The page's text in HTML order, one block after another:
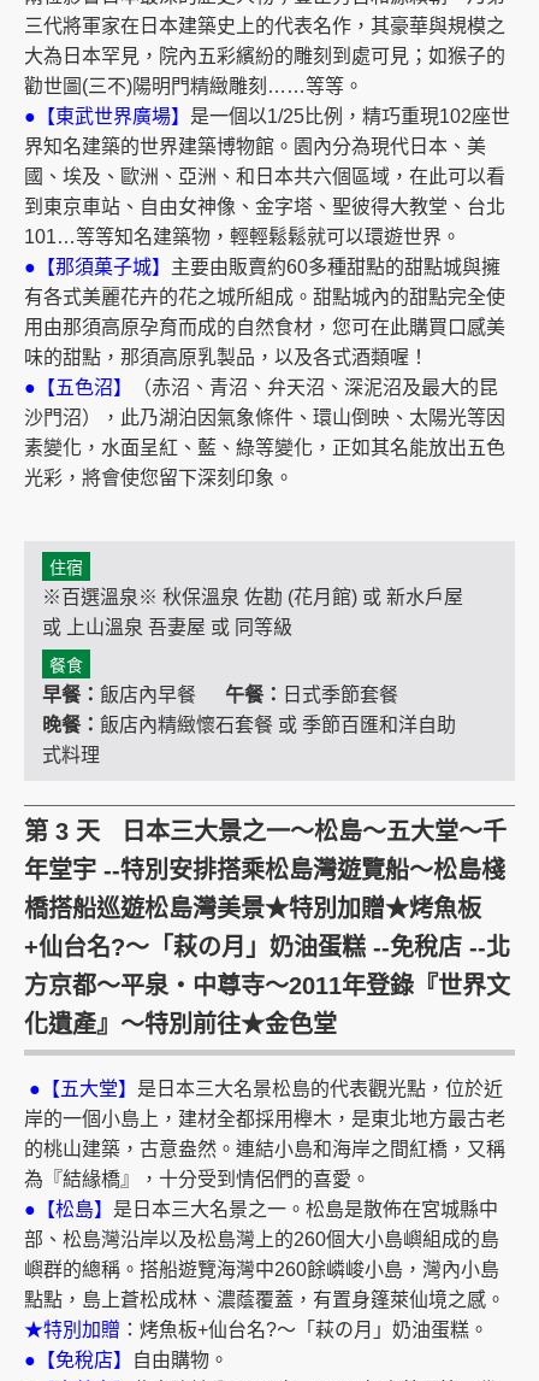
三代將軍家在日本建築史上的代表名作，其豪華與規模之
大為日本罕見，院內五彩繽紛的雕刻到處可見；如猴子的
勸世圖(三不)陽明門精緻雕刻……等等。
●【東武世界廣場】 是一個以1/25比例，精巧重現102座世
界知名建築的世界建築博物館。園內分為現代日本、美
國、埃及、歐洲、亞洲、和日本共六個區域，在此可以看
到東京車站、自由女神像、金字塔、聖彼得大教堂、台北
101…等等知名建築物，輕輕鬆鬆就可以環遊世界。
●【那須菓子城】 主要由販賣約60多種甜點的甜點城與擁
有各式美麗花卉的花之城所組成。甜點城內的甜點完全使
用由那須高原孕育而成的自然食材，您可在此購買口感美
味的甜點，那須高原乳製品，以及各式酒類喔！
●【五色沼】
（赤沼、青沼、弁天沼、深泥沼及最大的昆
沙門沼），此乃湖泊因氣象條件、環山倒映、太陽光等因
素變化，水面呈紅、藍、綠等變化，正如其名能放出五色
光彩，將會使您留下深刻印象。
住宿
※百選溫泉※ 秋保溫泉 佐勘 (花月館) 或 新水戶屋
或 上山溫泉 吾妻屋 或 同等級
餐食
早餐： 飯店內早餐 午餐： 日式季節套餐
晚餐： 飯店內精緻懷石套餐 或 季節百匯和洋自助
式料理
第 3 天 日本三大景之一～松島～五大堂～千
年堂宇 --特別安排搭乘松島灣遊覽船～松島棧
橋搭船巡遊松島灣美景★特別加贈★烤魚板
+仙台名?～「萩の月」奶油蛋糕 --免稅店 --北
方京都～平泉‧中尊寺～2011年登錄『世界文
化遺產』～特別前往★金色堂
●【五大堂】 是日本三大名景松島的代表觀光點，位於近
岸的一個小島上，建材全都採用櫸木，是東北地方最古老
的桃山建築，古意盎然。連結小島和海岸之間紅橋，又稱
為『結緣橋』，十分受到情侶們的喜愛。
●【松島】 是日本三大名景之一。松島是散佈在宮城縣中
部、松島灣沿岸以及松島灣上的260個大小島嶼組成的島
嶼群的總稱。搭船遊覽海灣中260餘嶙峻小島，灣內小島
點點，島上蒼松成林、濃蔭覆蓋，有置身篷萊仙境之感。
★特別加贈 ：烤魚板+仙台名?～「萩の月」奶油蛋糕。
●【免稅店】
自由購物。